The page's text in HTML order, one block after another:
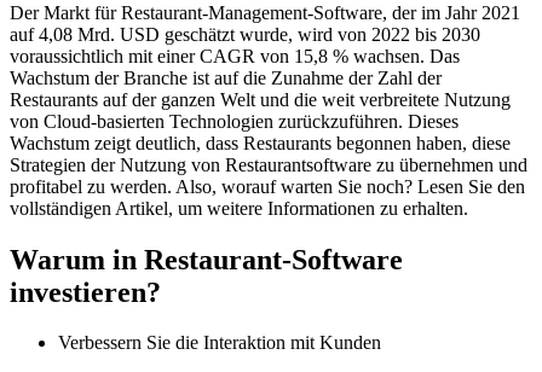
Der Markt für Restaurant-Management-Software, der im Jahr 2021
auf 4,08 Mrd. USD geschätzt wurde, wird von 2022 bis 2030
voraussichtlich mit einer CAGR von 15,8 % wachsen. Das
Wachstum der Branche ist auf die Zunahme der Zahl der
Restaurants auf der ganzen Welt und die weit verbreitete Nutzung
von Cloud-basierten Technologien zurückzuführen. Dieses
Wachstum zeigt deutlich, dass Restaurants begonnen haben, diese
Strategien der Nutzung von Restaurantsoftware zu übernehmen und
profitabel zu werden. Also, worauf warten Sie noch? Lesen Sie den
vollständigen Artikel, um weitere Informationen zu erhalten.
Warum in Restaurant-Software
investieren?
Verbessern Sie die Interaktion mit Kunden